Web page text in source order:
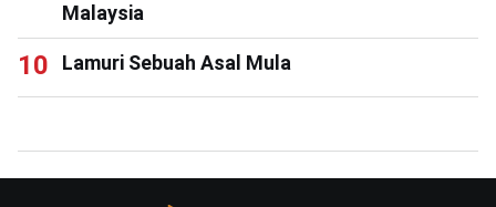
Malaysia
Lamuri Sebuah Asal Mula